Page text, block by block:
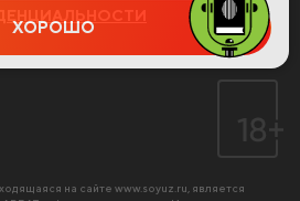
на сайте www.soyuz.ru , является
ХОРОШО